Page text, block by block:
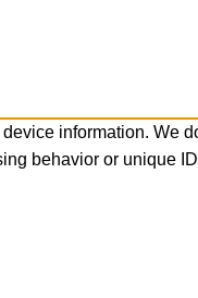
information. We
behavior or unique